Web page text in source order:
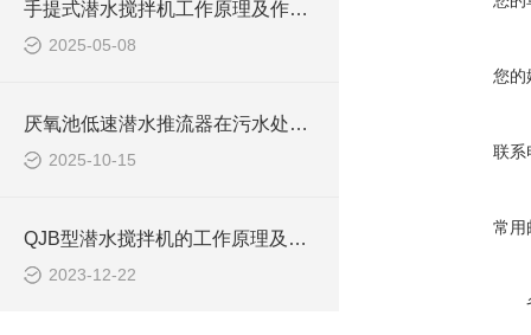
手提式潜水搅拌机工作原理及作用特点、安装图、CAD结构图
2025-05-08
厌氧池低速潜水推流器在污水处理中的作用
2025-10-15
QJB型潜水搅拌机的工作原理及作用特点、安装系统CAD结构图
2023-12-22
您的
联系
常用